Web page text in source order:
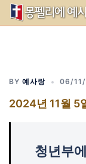
Skip
BY 예사랑 06/
2024년 11월 5
청년부